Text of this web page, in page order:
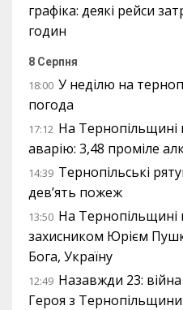
графіка: деякі рейси
годин
8 Серпня
18:00 У неділю на
погода
17:12 На Тернопільщині
аварію: 3,48 проміле
14:39 Тернопільські
дев’ять пожеж
13:50 На Тернопільщині
захисником Юрієм
Бога, Україну
12:49 Назавжди 23:
Героя з Тернопільщини